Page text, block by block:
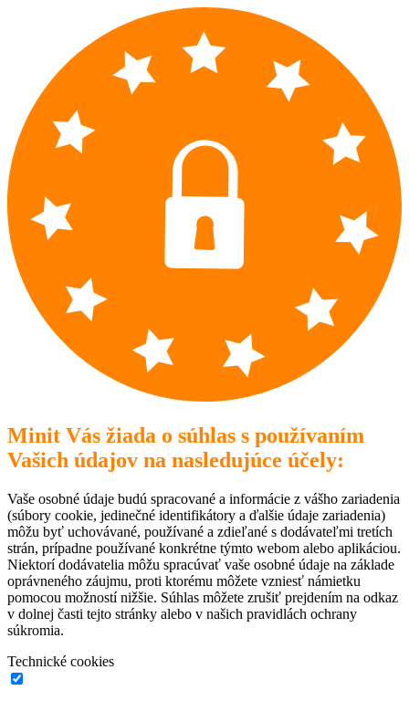
Minit Vás žiada o súhlas s používaním
Vašich údajov na nasledujúce účely:
Vaše osobné údaje budú spracované a informácie z vášho zariadenia
(súbory cookie, jedinečné identifikátory a ďalšie údaje zariadenia)
môžu byť uchovávané, používané a zdieľané s dodávateľmi tretích
strán, prípadne používané konkrétne týmto webom alebo aplikáciou.
Niektorí dodávatelia môžu spracúvať vaše osobné údaje na základe
oprávneného záujmu, proti ktorému môžete vzniesť námietku
pomocou možností nižšie. Súhlas môžete zrušiť prejdením na odkaz
v dolnej časti tejto stránky alebo v našich pravidlách ochrany
súkromia.
Technické cookies